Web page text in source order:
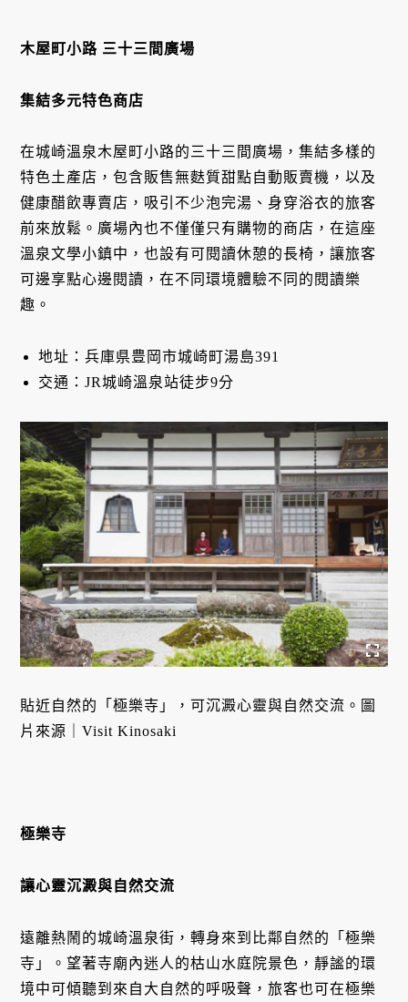
木屋町小路 三十三間廣場
集結多元特色商店
在城崎溫泉木屋町小路的三十三間廣場，集結多樣的
特色土產店，包含販售無麩質甜點自動販賣機，以及
健康醋飲專賣店，吸引不少泡完湯、身穿浴衣的旅客
前來放鬆。廣場內也不僅僅只有購物的商店，在這座
溫泉文學小鎮中，也設有可閱讀休憩的長椅，讓旅客
可邊享點心邊閱讀，在不同環境體驗不同的閱讀樂
趣。
地址：兵庫県豊岡市城崎町湯島391
交通：JR城崎溫泉站徒步9分
貼近自然的「極樂寺」，可沉澱心靈與自然交流。圖
片來源｜Visit Kinosaki
極樂寺
讓心靈沉澱與自然交流
遠離熱鬧的城崎溫泉街，轉身來到比鄰自然的「極樂
寺」。望著寺廟內迷人的枯山水庭院景色，靜謐的環
境中可傾聽到來自大自然的呼吸聲，旅客也可在極樂